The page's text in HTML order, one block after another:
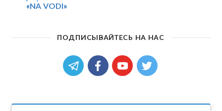
«NA VODI»
ПОДПИСЫВАЙТЕСЬ НА НАС